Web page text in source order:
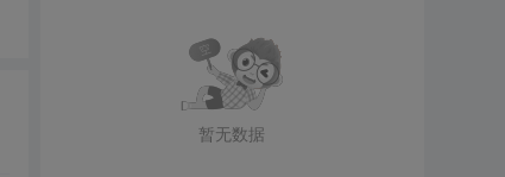
暂无数据